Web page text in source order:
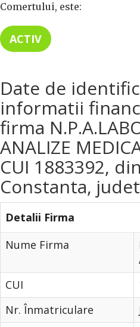
Comertului, este:
ACTIV
Date de
informatii
firma
ANALIZE
CUI 1883392,
Constanta,
Detalii Firma
Nume Firma
CUI
Nr. Înmatriculare